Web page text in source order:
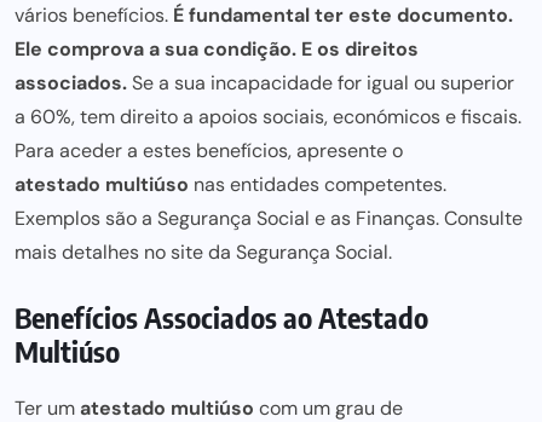
vários benefícios. É fundamental ter este documento.
Ele comprova a sua condição. E os direitos
associados.Se a sua incapacidade for igual ou superior
a 60%, tem direito a apoios sociais, económicos e fiscais.
Para aceder a estes benefícios, apresente o
atestado multiúso nas entidades competentes.
Exemplos são a Segurança Social e as Finanças. Consulte
mais detalhes no site da Segurança Social.
Benefícios Associados ao Atestado
Multiúso
Ter umatestado multiúso com um grau de